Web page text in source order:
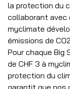
la protection du
collaborant avec
myclimate
émissions de
Pour chaque Big
de CHF 3 à
protection du
garantit que nos